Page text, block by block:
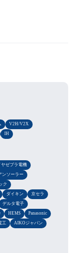
V2H/V2X
IH
ヤゼブラ電機
ンソーラー
ク
ダイキン
京セラ
デルタ電子
HEMS
Panasonic
工
AIKOジャパン